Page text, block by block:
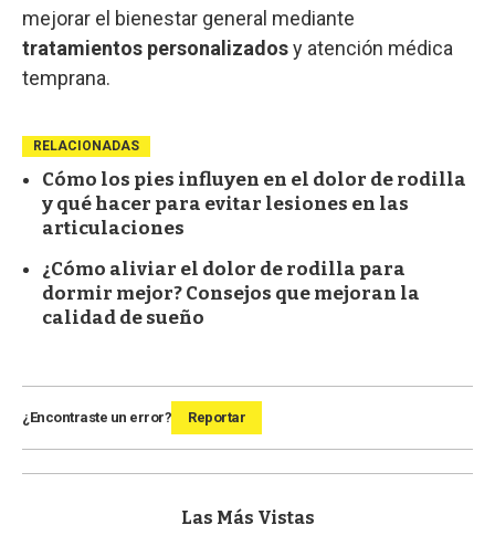
mejorar el bienestar general mediante
tratamientos personalizadosy atención médica
temprana.
RELACIONADAS
Cómo los pies influyen en el dolor de rodilla
y qué hacer para evitar lesiones en las
articulaciones
¿Cómo aliviar el dolor de rodilla para
dormir mejor? Consejos que mejoran la
calidad de sueño
¿Encontraste un error? Reportar
Las Más Vistas